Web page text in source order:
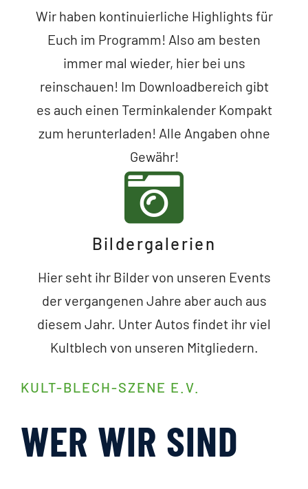
Wir haben kontinuierliche Highlights für
Euch im Programm! Also am besten
immer mal wieder, hier bei uns
reinschauen! Im Downloadbereich gibt
es auch einen Terminkalender Kompakt
zum herunterladen! Alle Angaben ohne
Gewähr!
Bildergalerien
Hier seht ihr Bilder von unseren Events
der vergangenen Jahre aber auch aus
diesem Jahr. Unter Autos findet ihr viel
Kultblech von unseren Mitgliedern.
KULT-BLECH-SZENE E.V.
WER WIR SIND